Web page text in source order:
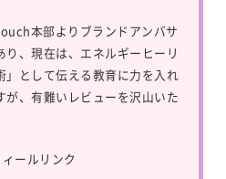
本部よりブランドアンバサ
、現在は、エネルギーヒーリ
」として伝える教育に力を入れ
が、有難いレビューを沢山いた
ールリンク